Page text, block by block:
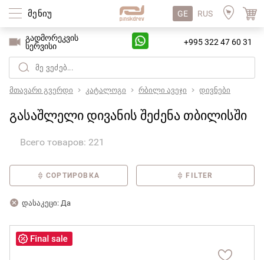
მენიუ GE RUS
გადმორეკვის
სერვისი
+995 322 47 60 31
მთავარი გვერდი კატალოგი რბილი ავეჯი დივნები
გასაშლელი დივანის შეძენა თბილისში
Всего товаров: 221
СОРТИРОВКА FILTER
დასაკეცი: Да